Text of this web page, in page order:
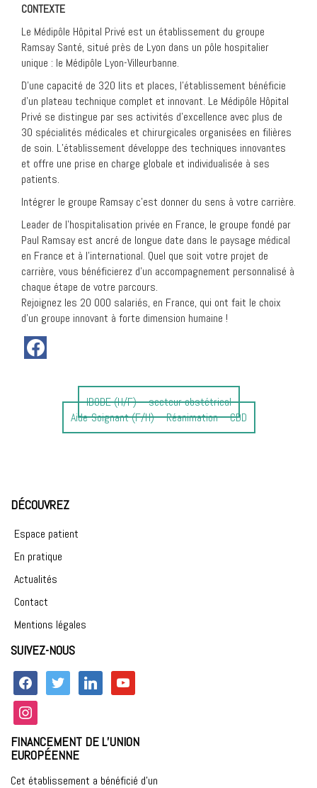
CONTEXTE
Le Médipôle Hôpital Privé est un établissement du groupe
Ramsay Santé, situé près de Lyon dans un pôle hospitalier
unique : le Médipôle Lyon-Villeurbanne.
D’une capacité de 320 lits et places, l’établissement bénéficie
d’un plateau technique complet et innovant. Le Médipôle Hôpital
Privé se distingue par ses activités d’excellence avec plus de
30 spécialités médicales et chirurgicales organisées en filières
de soin. L’établissement développe des techniques innovantes
et offre une prise en charge globale et individualisée à ses
patients.
Intégrer le groupe Ramsay c’est donner du sens à votre carrière.
Leader de l’hospitalisation privée en France, le groupe fondé par
Paul Ramsay est ancré de longue date dans le paysage médical
en France et à l’international. Quel que soit votre projet de
carrière, vous bénéficierez d’un accompagnement personnalisé à
chaque étape de votre parcours.
Rejoignez les 20 000 salariés, en France, qui ont fait le choix
d’un groupe innovant à forte dimension humaine !
Article
précédent
:
IBODE (H/F) – secteur obstétrical
Article
suivant
Aide-Soignant (F/H) – Réanimation – CDD
DÉCOUVREZ
Espace patient
En pratique
Actualités
Contact
Mentions légales
SUIVEZ-NOUS
facebooktwitter linkedin youtube
instagram
FINANCEMENT DE L’UNION
EUROPÉENNE
Cet établissement a bénéficié d’un